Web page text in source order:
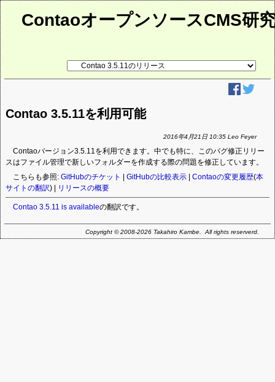
ContaoオープンソースCMS研
ジ
Contao 3.5.11を利用可能
2016年4月21日 10:35 Leo Feyer
Contaoバージョン3.5.11を利用できます。中でも特に、このバグ修正リリー
スはファイル管理で新しいフォルダーを作成する際の問題を修正しています。
こちらも参照:GitHubのチケット |GitHubの比較表示 |Contaoの変更履歴(本
サイトの翻訳) | リリースの概要
Contao 3.5.11 is availableの翻訳です。
Copyright © 2008-2026 Takahiro Kambe. All rights reserverd.